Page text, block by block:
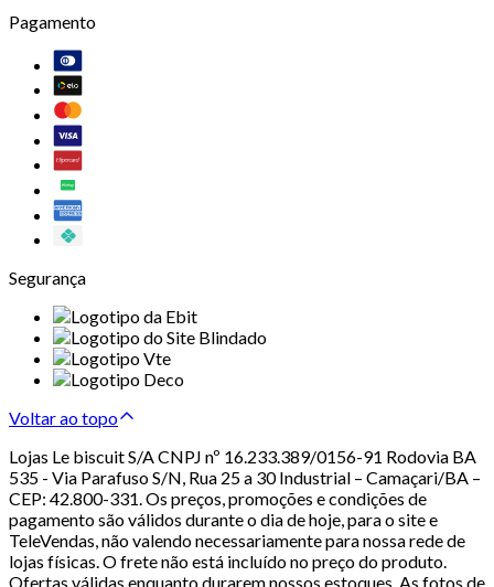
Pagamento
Segurança
Voltar ao topo
Lojas Le biscuit S/A CNPJ nº 16.233.389/0156-91 Rodovia BA
535 - Via Parafuso S/N, Rua 25 a 30 Industrial – Camaçari/BA –
CEP: 42.800-331. Os preços, promoções e condições de
pagamento são válidos durante o dia de hoje, para o site e
TeleVendas, não valendo necessariamente para nossa rede de
lojas físicas. O frete não está incluído no preço do produto.
Ofertas válidas enquanto durarem nossos estoques. As fotos de